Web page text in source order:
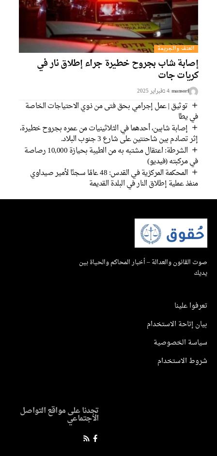
العنف والجريمة
إصابة شاب بجروح خطيرة جراء إطلاق نار في
كريات جات
mansorf4 בفبراير 2025
توثيق | عمل إجرامي بحق فتى من ذوي الاحتياجات الخاصة
في يطا
إصابة شابين، أحدهما في الثلاثينيات من عمره بجروح خطيرة،
إثر تصادم بين شاحنتين على شارع 3 جنوب البلاد.
الشرطة: اعتقال مشتبه به من الطيبة بحيازة 10,000 رصاصة
في مركبته (فيديو)
المحكمة المركزية في القدس: 48 عامًا سجنًا لأمير صيداوي
منفذ عملية إطلاق النار في البلدة القديمة
صوت القانون والعدالة – أخبار المحاكم والحياة بين
يديك
تعرفوا علينا
بيان إتاحة الاستخدام
سياسة الخصوصية
شروط الاستخدام
تجدنا على مواقع التواصل
الاجتماعي